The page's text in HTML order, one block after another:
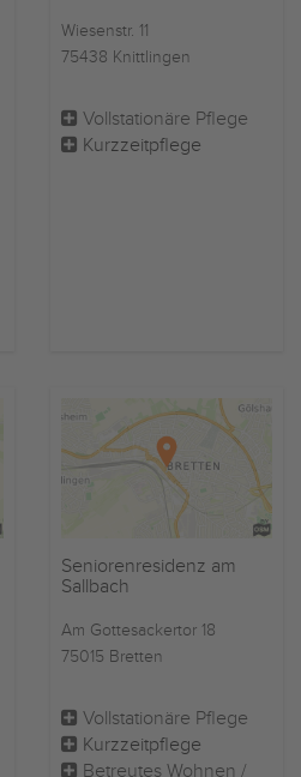
Wiesenstr. 11
75438 Knittlingen
Vollstationäre Pflege
Kurzzeitpflege
Seniorenresidenz am
Sallbach
Am Gottesackertor 18
75015 Bretten
Vollstationäre Pflege
Kurzzeitpflege
Betreutes Wohnen /